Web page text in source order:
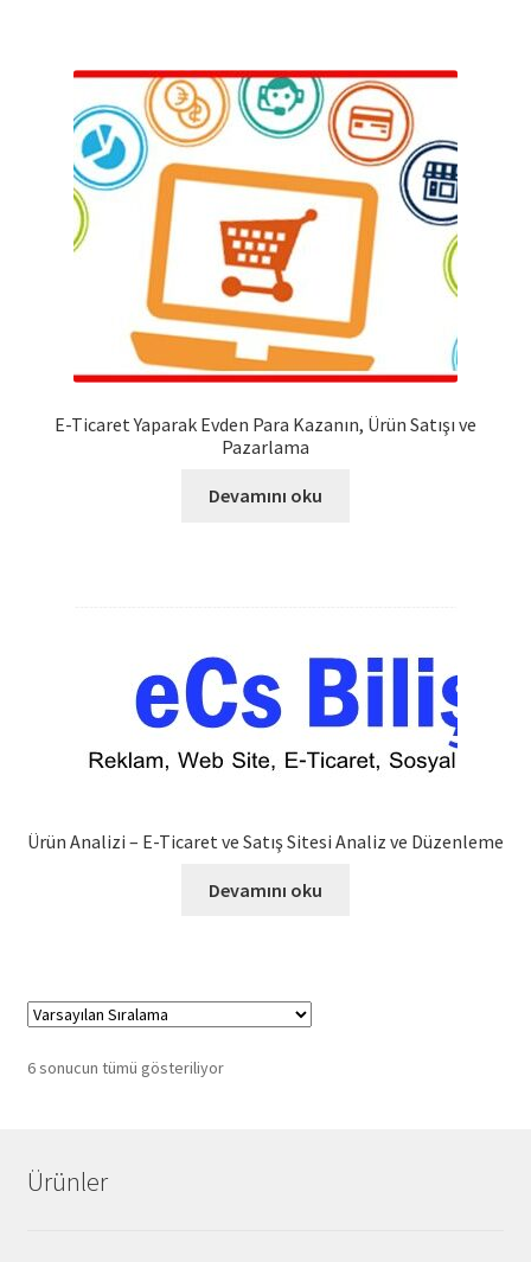
E-Ticaret Yaparak Evden Para Kazanın, Ürün Satışı ve
Pazarlama
Devamını oku
Ürün Analizi – E-Ticaret ve Satış Sitesi Analiz ve Düzenleme
Devamını oku
6 sonucun tümü gösteriliyor
Ürünler